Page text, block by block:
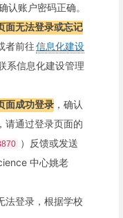
认账户密码正确。
面无法登录或忘记
者前往信息化建设
系信息化建设管理
面成功登录 ，确认
请通过登录页面的
）反馈或发送
中心姚老
法登录，根据学校